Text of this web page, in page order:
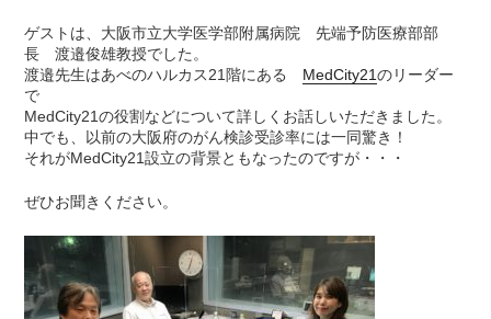
ゲストは、大阪市立大学医学部附属病院 先端予防医療部部
長 渡邉俊雄教授でした。
渡邉先生はあべのハルカス21階にある MedCity21のリーダー
で
MedCity21の役割などについて詳しくお話しいただきました。
中でも、以前の大阪府のがん検診受診率には一同驚き！
それがMedCity21設立の背景ともなったのですが・・・
ぜひお聞きください。